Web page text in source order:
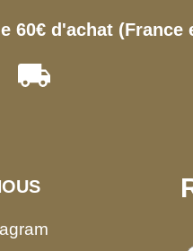
60€ d'achat (France